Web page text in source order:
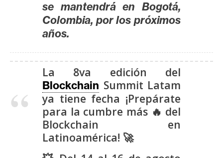
s
se mantendrá en Bogotá,
Colombia, por los próximos
años.
La 8va edición del
Blockchain Summit Latam
ya tiene fecha ¡Prepárate
para la cumbre más 🔥 del
Blockchain en
Latinoamérica! 🚀